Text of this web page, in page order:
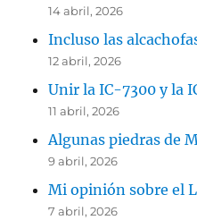
14 abril, 2026
Incluso las
12 abril, 2026
Unir la IC-7300 y la
11 abril, 2026
Algunas piedras de
9 abril, 2026
Mi opinión sobre el
7 abril, 2026